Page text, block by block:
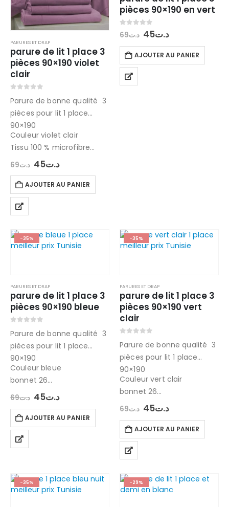
PARURES ET DRAP
parure de lit 1 place 3
pièces 90×190 violet
clair
Parure de bonne qualité 3
pièces pour lit 1 place
90×190
Couleur violet clair
Tissu 100 % microfibre
contenant : drap plat ,
d’oreiller 70×50 cm
د.ت69 Le
prix
initial
était :
د.ت69.
د.ت45 Le
actuel
est :
د.ت45.
AJOUTER AU PANIER
pièces 90×190 en vert
0 out of 5
د.ت69 Le
prix
initial
était :
د.ت69.
د.ت45 Le
actuel
est :
د.ت45.
AJOUTER AU PANIER
-35%
PARURES ET DRAP
parure de lit 1 place 3
pièces 90×190 bleue
Parure de bonne qualité 3
pièces pour lit 1 place
90×190
Couleur bleue
bonnet 26
Tissu 100 % microfibre
drap housse et taie
d’oreiller 70×50…
د.ت69 Le
prix
initial
était :
د.ت69.
د.ت45 Le
actuel
est :
د.ت45.
AJOUTER AU PANIER
-35%
PARURES ET DRAP
parure de lit 1 place 3
pièces 90×190 vert
clair
Parure de bonne qualité 3
pièces pour lit 1 place
90×190
Couleur vert clair
bonnet 26
Tissu 100 % microfibre
drap housse et taie
d’oreiller…
د.ت69 Le
prix
initial
était :
د.ت69.
د.ت45 Le
actuel
est :
د.ت45.
AJOUTER AU PANIER
-35% -29%